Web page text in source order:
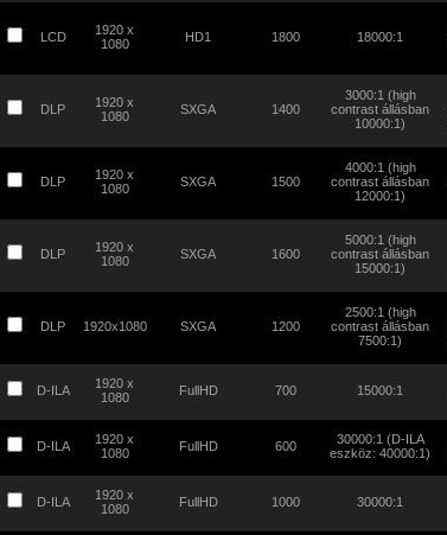
LCD
1920 x
1080
HD1 1800 18000:1
DLP
1920 x
1080
SXGA 1400
3000:1 (high
contrast állásban
10000:1)
DLP
1920 x
1080
SXGA 1500
4000:1 (high
contrast állásban
12000:1)
DLP
1920 x
1080
SXGA 1600
5000:1 (high
contrast állásban
15000:1)
DLP 1920x1080 SXGA 1200
2500:1 (high
contrast állásban
7500:1)
D-ILA
1920 x
1080
FullHD 700 15000:1
D-ILA
1920 x
1080
FullHD 600
30000:1 (D-ILA
eszköz: 40000:1)
D-ILA
1920 x
1080
FullHD 1000 30000:1